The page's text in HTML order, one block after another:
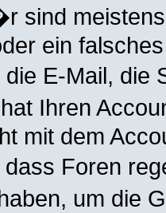
sind
ein
E-Mail, die
Ihren
mit dem
Foren
um die